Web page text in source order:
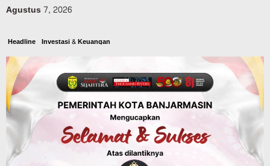
Agustus 7, 2026
Headline Investasi & Keuangan
KUA-PPAS 2027 Banjarbaru Defisit 170
Miliar, Pendapatan 1,2 Triliun Belanja
1,37 Triliun, Tutup Kekurangan dari
SiLPA
Agustus 7, 2026
Kalsel